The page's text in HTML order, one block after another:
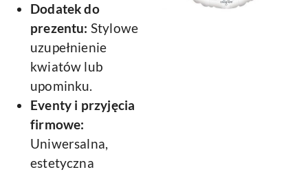
Dodatek do
prezentu: Stylowe
uzupełnienie
kwiatów lub
upominku.
Eventy i przyjęcia
firmowe:
Uniwersalna,
estetyczna